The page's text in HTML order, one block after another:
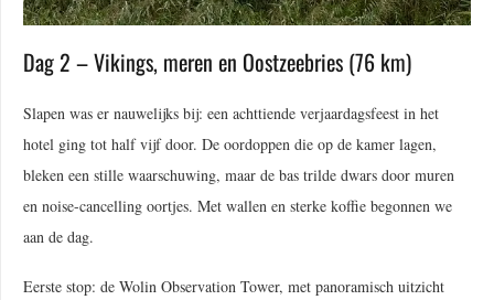
Dag 2 – Vikings, meren en Oostzeebries (76 km)
Slapen was er nauwelijks bij: een achttiende verjaardagsfeest in het
hotel ging tot half vijf door. De oordoppen die op de kamer lagen,
bleken een stille waarschuwing, maar de bas trilde dwars door muren
en noise-cancelling oortjes. Met wallen en sterke koffie begonnen we
aan de dag.
Eerste stop: de Wolin Observation Tower, met panoramisch uitzicht